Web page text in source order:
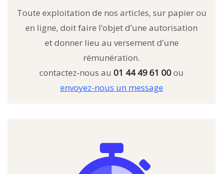
Toute exploitation de nos articles, sur papier ou
en ligne, doit faire l’objet d’une autorisation
et donner lieu au versement d’une
rémunération.
contactez-nous au 01 44 49 61 00ou
envoyez-nous un message